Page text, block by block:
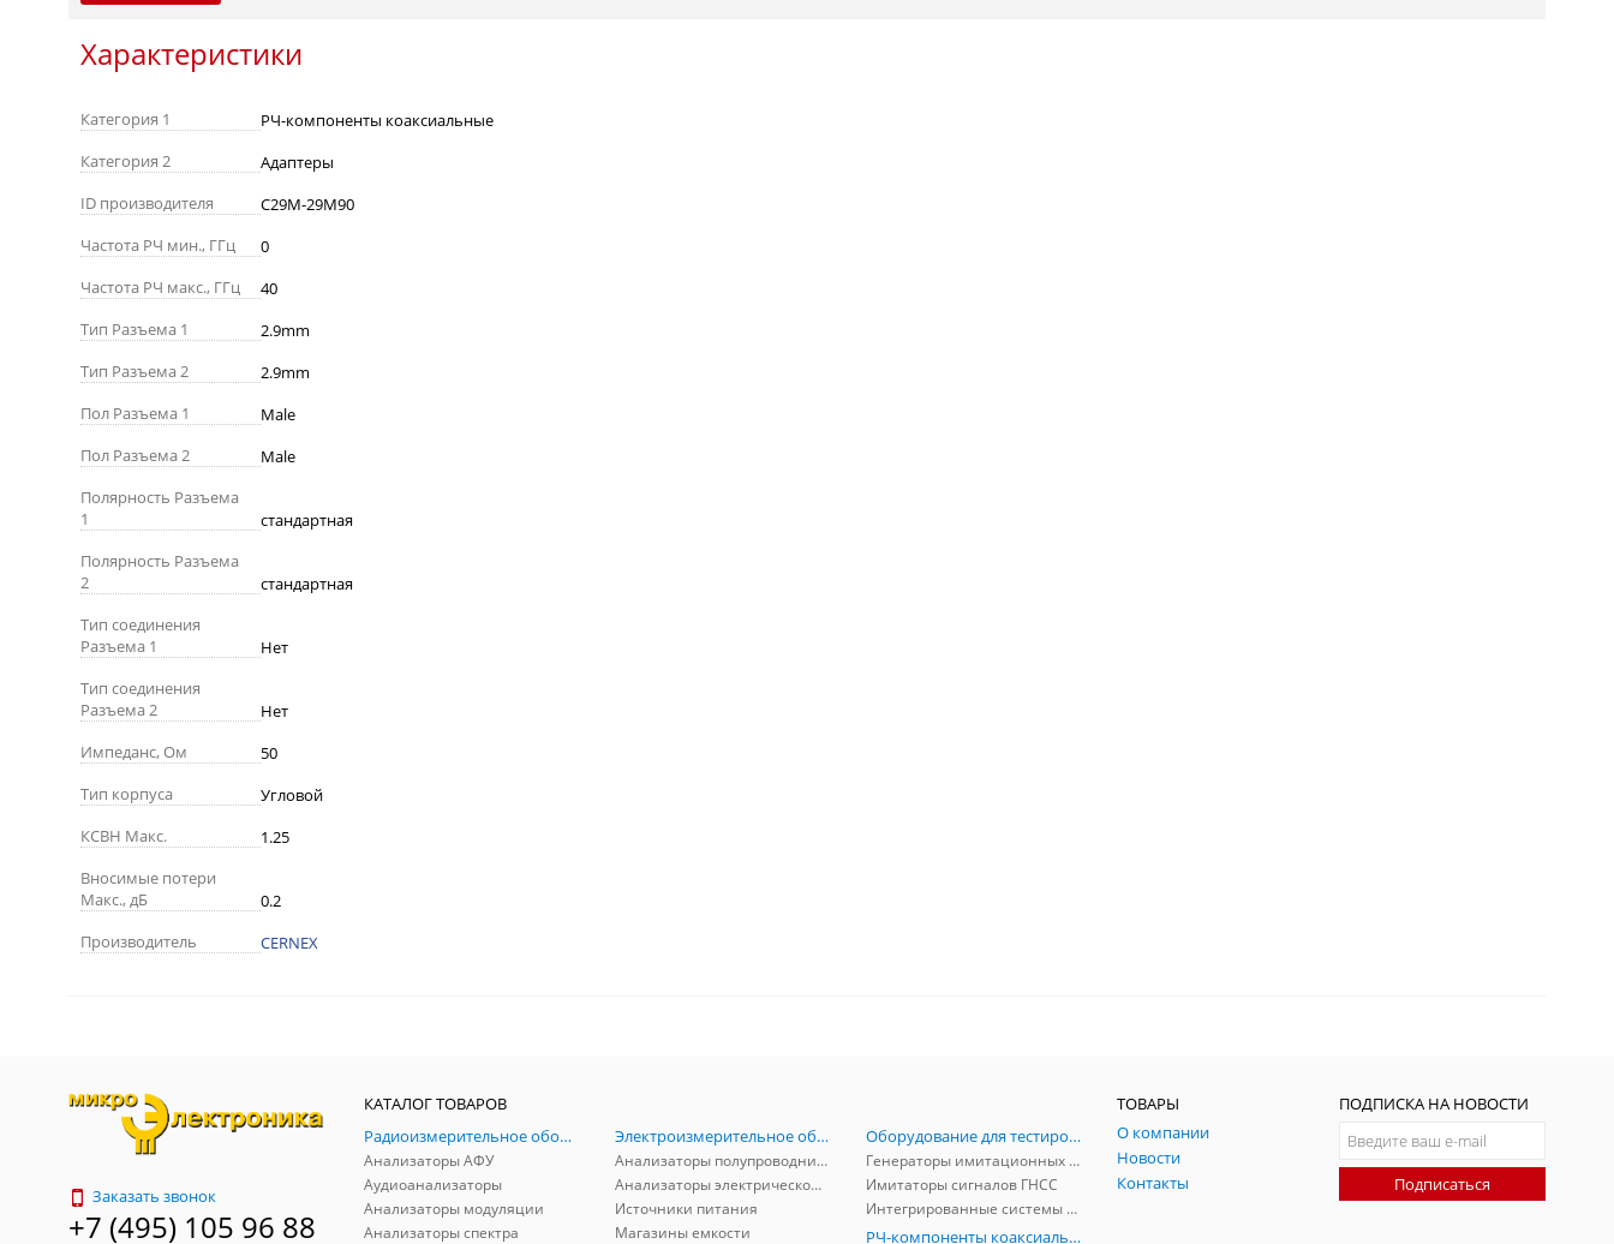
Характеристики
Категория 1
РЧ-компоненты коаксиальные
Категория 2
Адаптеры
ID производителя
C29M-29M90
Частота РЧ мин., ГГц
0
Частота РЧ макс., ГГц
40
Тип Разъема 1
2.9mm
Тип Разъема 2
2.9mm
Пол Разъема 1
Male
Пол Разъема 2
Male
Полярность Разъема
1
стандартная
Полярность Разъема
2
стандартная
Тип соединения
Разъема 1
Нет
Тип соединения
Разъема 2
Нет
Импеданс, Ом
50
Тип корпуса
Угловой
КСВН Макс.
1.25
Вносимые потери
Макс., дБ
0.2
Производитель
CERNEX
Заказать звонок
+7 (495) 105 96 88
КАТАЛОГ ТОВАРОВ
Радиоизмерительное оборудование
Анализаторы АФУ
Аудиоанализаторы
Анализаторы модуляции
Анализаторы спектра
Электроизмерительное оборудование
Анализаторы полупроводников
Анализаторы электрической мощности
Источники питания
Магазины емкости
Оборудование для тестирования и симуляции ГНСС
Генераторы имитационных и заградительных помех
Имитаторы сигналов ГНСС
Интегрированные системы защиты от ГНСС-помех
РЧ-компоненты коаксиальные
ТОВАРЫ
О компании
Новости
Контакты
ПОДПИСКА НА НОВОСТИ
Подписаться